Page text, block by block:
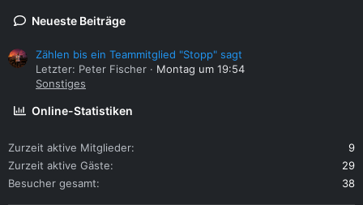
Neueste Beiträge
Zählen bis ein Teammitglied "Stopp" sagt
Letzter: Peter Fischer
Montag um 19:54
Sonstiges
Online-Statistiken
Zurzeit aktive Mitglieder
9
Zurzeit aktive Gäste
29
Besucher gesamt
38